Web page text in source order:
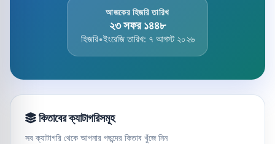
আজকের হিজরি তারিখ
২৩ সফর ১৪৪৮
হিজরি•ইংরেজি তারিখ: ৭ আগস্ট ২০২৬
কিতাবের ক্যাটাগরিসমূহ
সব ক্যাটাগরি থেকে আপনার পছন্দের কিতাব খুঁজে নিন